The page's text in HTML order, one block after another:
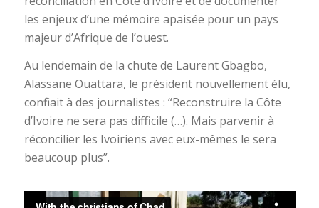
les enjeux d’une mémoire apaisée pour un pays
majeur d’Afrique de l’ouest.
Au lendemain de la chute de Laurent Gbagbo,
Alassane Ouattara, le président nouvellement élu,
confiait à des journalistes : “Reconstruire la Côte
d’Ivoire ne sera pas difficile (…). Mais parvenir à
réconcilier les Ivoiriens avec eux-mêmes le sera
beaucoup plus”.